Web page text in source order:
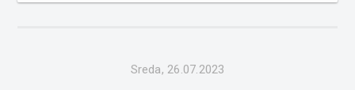
Sreda, 26.07.2023